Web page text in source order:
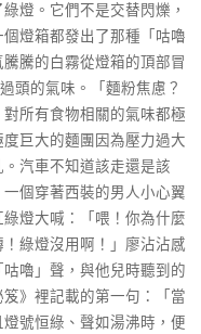
燈。它們不是交替閃爍，
燈箱都發出了那種「咕嚕
騰的白霧從燈箱的頂部冒
頭的氣味。「麵粉焦慮？
所有食物相關的氣味都極
巨大的麵團因為壓力過大
汽車不知道該走還是該
個穿著西裝的男人小心翼
燈大喊：「喂！你為什麼
綠燈沒用啊！」廖沾沾感
嚕」聲，與他兒時聽到的
》裡記載的第一句：「當
號恒綠、聲如湯沸時，便